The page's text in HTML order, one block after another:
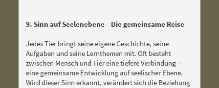
9. Sinn auf Seelenebene – Die gemeinsame Reise
Jedes Tier bringt seine eigene Geschichte, seine
Aufgaben und seine Lernthemen mit. Oft besteht
zwischen Mensch und Tier eine tiefere Verbindung –
eine gemeinsame Entwicklung auf seelischer Ebene.
Wird dieser Sinn erkannt, verändert sich die Beziehung